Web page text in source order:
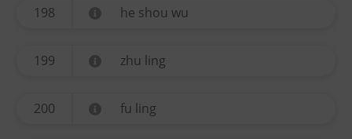
198 he shou wu
199 zhu ling
200 fu ling